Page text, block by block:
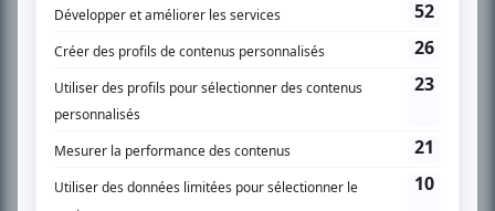
Recherche avancée
À propos
Nous contacter
Termes et conditions
Politique de confidentialité
Gestion du consentement